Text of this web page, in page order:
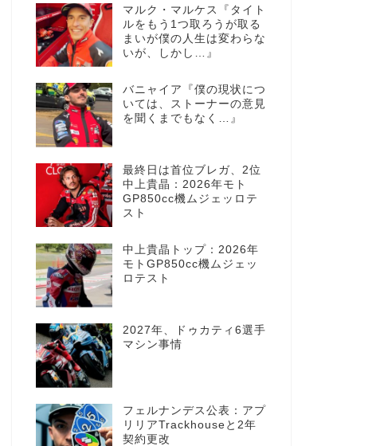
マルク・マルケス『タイト
ルをもう1つ取ろうが取る
まいが僕の人生は変わらな
いが、しかし…』
バニャイア『僕の現状につ
いては、ストーナーの意見
を聞くまでもなく…』
最終日は首位ブレガ、2位
中上貴晶：2026年モト
GP850cc機ムジェッロテ
スト
中上貴晶トップ：2026年
モトGP850cc機ムジェッ
ロテスト
2027年、ドゥカティ6選手
マシン事情
フェルナンデス公表：アプ
リリアTrackhouseと2年
契約更改